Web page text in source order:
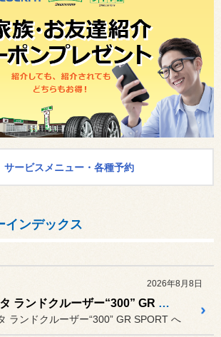
サービスメニュー・各種予約
インデックス
2026年8月8日
トヨタ ランドクルーザー“300” GR SPORT feat. レイズ VOLK RACING TE37 ultra LARGE P.C.D. 「BLACK SHADOW LTD.」
ランドクルーザー“300” GR SPORT へ